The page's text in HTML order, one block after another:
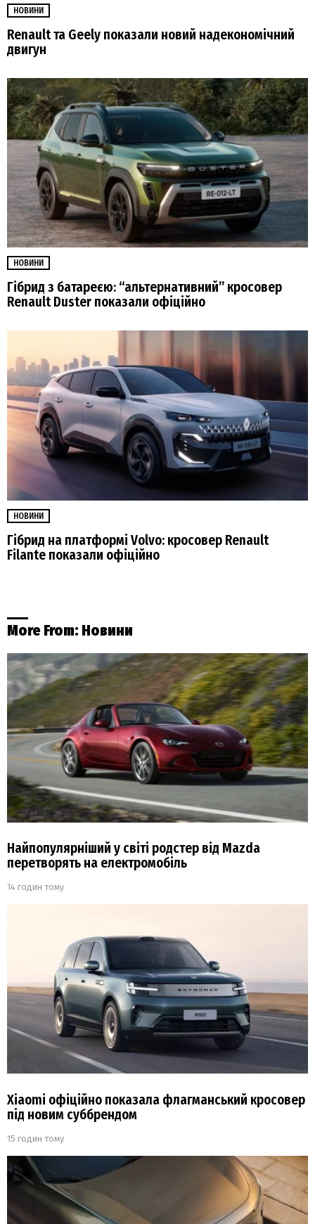
НОВИНИ
Renault та Geely показали новий надекономічний
двигун
НОВИНИ
Гібрид з батареєю: “альтернативний” кросовер
Renault Duster показали офіційно
НОВИНИ
Гібрид на платформі Volvo: кросовер Renault
Filante показали офіційно
More From: Новини
Найпопулярніший у світі родстер від Mazda
перетворять на електромобіль
14 годин тому
Xiaomi офіційно показала флагманський кросовер
під новим суббрендом
15 годин тому